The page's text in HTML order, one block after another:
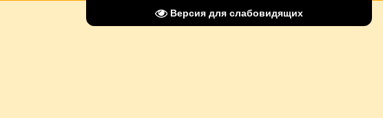
Версия для слабовидящих